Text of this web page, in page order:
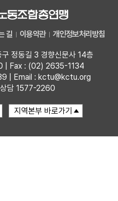
길 이용약관 개인정보처리방침
정동길 3 경향신문사 14층
| Fax : (02) 2635-1134
| Email : kctu@kctu.org
상담 1577-2260